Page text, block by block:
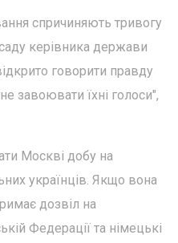
спричиняють тривогу
керівника держави
говорити правду
завоювати їхні голоси",
Москві добу на
українців. Якщо вона
дозвіл на
Федерації та німецькі